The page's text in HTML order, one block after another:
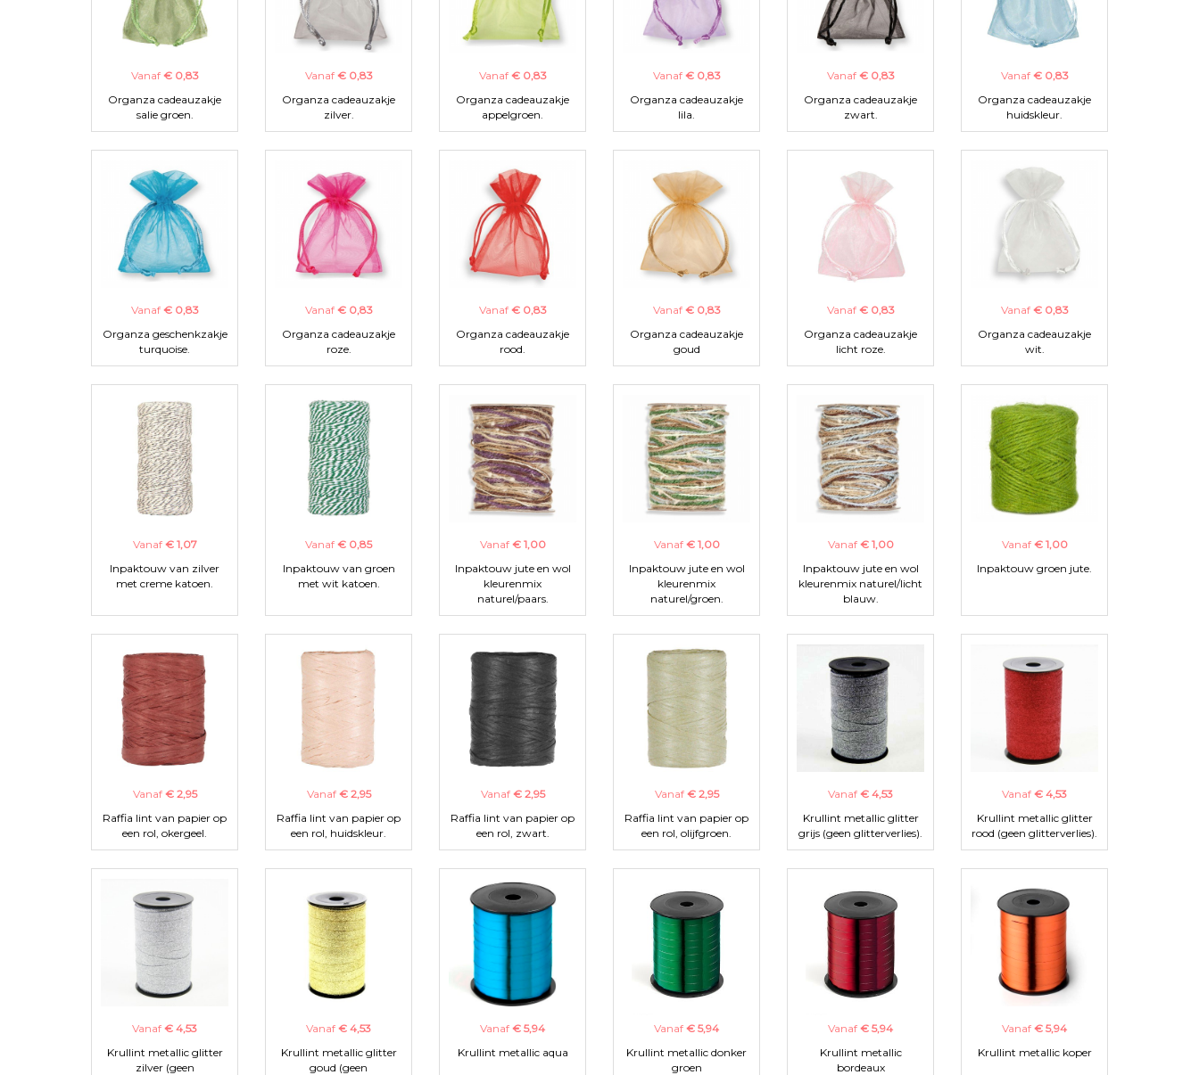
Vanaf € 0,83
Organza cadeauzakje
salie groen.
Vanaf € 0,83
Organza cadeauzakje
zilver.
Vanaf € 0,83
Organza cadeauzakje
appelgroen.
Vanaf € 0,83
Organza cadeauzakje
lila.
Vanaf € 0,83
Organza cadeauzakje
zwart.
Vanaf € 0,83
Organza cadeauzakje
huidskleur.
Vanaf € 0,83
Organza geschenkzakje
turquoise.
Vanaf € 0,83
Organza cadeauzakje
roze.
Vanaf € 0,83
Organza cadeauzakje
rood.
Vanaf € 0,83
Organza cadeauzakje
goud
Vanaf € 0,83
Organza cadeauzakje
licht roze.
Vanaf € 0,83
Organza cadeauzakje
wit.
Vanaf € 1,07
Inpaktouw van zilver
met creme katoen.
Vanaf € 0,85
Inpaktouw van groen
met wit katoen.
Vanaf € 1,00
Inpaktouw jute en wol
kleurenmix
naturel/paars.
Vanaf € 1,00
Inpaktouw jute en wol
kleurenmix
naturel/groen.
Vanaf € 1,00
Inpaktouw jute en wol
kleurenmix naturel/licht
blauw.
Vanaf € 1,00
Inpaktouw groen jute.
Vanaf € 2,95
Raffia lint van papier op
een rol, okergeel.
Vanaf € 2,95
Raffia lint van papier op
een rol, huidskleur.
Vanaf € 2,95
Raffia lint van papier op
een rol, zwart.
Vanaf € 2,95
Raffia lint van papier op
een rol, olijfgroen.
Vanaf € 4,53
Krullint metallic glitter
grijs (geen glitterverlies).
Vanaf € 4,53
Krullint metallic glitter
rood (geen glitterverlies).
Vanaf € 4,53
Krullint metallic glitter
zilver (geen
Vanaf € 4,53
Krullint metallic glitter
goud (geen
Vanaf € 5,94
Krullint metallic aqua
Vanaf € 5,94
Krullint metallic donker
groen
Vanaf € 5,94
Krullint metallic
bordeaux
Vanaf € 5,94
Krullint metallic koper